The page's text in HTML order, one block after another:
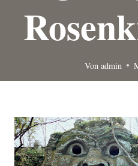
Von admin